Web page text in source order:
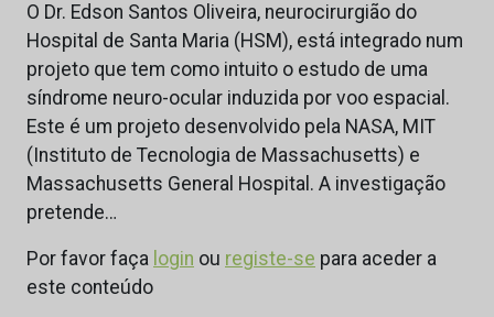
O Dr. Edson Santos Oliveira, neurocirurgião do
Hospital de Santa Maria (HSM), está integrado num
projeto que tem como intuito o estudo de uma
síndrome neuro-ocular induzida por voo espacial.
Este é um projeto desenvolvido pela NASA, MIT
(Instituto de Tecnologia de Massachusetts) e
Massachusetts General Hospital. A investigação
pretende…
Por favor faça login ou registe-se para aceder a
este conteúdo